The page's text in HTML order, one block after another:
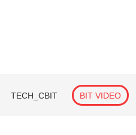
TECH_СВІТ BIT VIDEO